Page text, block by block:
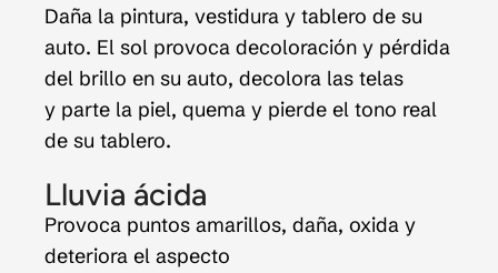
Daña la pintura, vestidura y tablero de su
auto. El sol provoca decoloración y pérdida
del brillo en su auto, decolora las telas
y parte la piel, quema y pierde el tono real
de su tablero.
Lluvia ácida
Provoca puntos amarillos, daña, oxida y
deteriora el aspecto